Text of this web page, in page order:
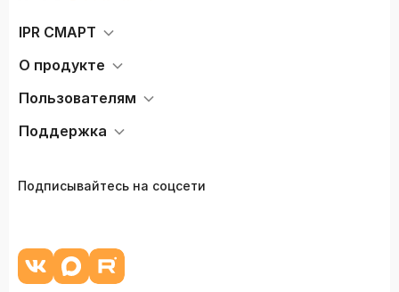
IPR СМАРТ
О продукте
Пользователям
Поддержка
Подписывайтесь на соцсети